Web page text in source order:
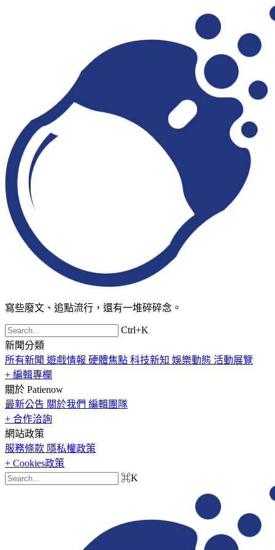
寫些廢文、追點流行，還有一堆碎碎念。
Ctrl+K
新聞分類
所有新聞 遊戲情報 硬體焦點 科技新知 娛樂動態 活動展覽
+ 編輯專欄
關於 Patienow
最新公告 關於我們 編輯團隊
+ 合作洽詢
網站政策
服務條款 隱私權政策
+ Cookies政策
⌘K